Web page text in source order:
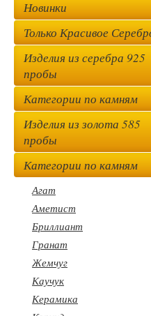
Новинки
Только Красивое
Изделия из серебра 925
пробы
Категории по камням
Изделия из золота 585
пробы
Категории по камням
Агат
Аметист
Бриллиант
Гранат
Жемчуг
Каучук
Керамика